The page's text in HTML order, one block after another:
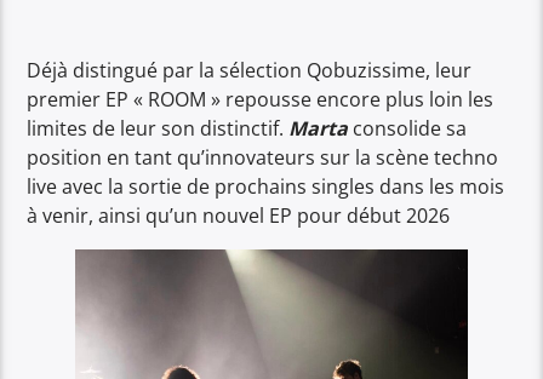
Déjà distingué par la sélection Qobuzissime, leur
premier EP « ROOM » repousse encore plus loin les
limites de leur son distinctif. Marta consolide sa
position en tant qu’innovateurs sur la scène techno
live avec la sortie de prochains singles dans les mois
à venir, ainsi qu’un nouvel EP pour début 2026